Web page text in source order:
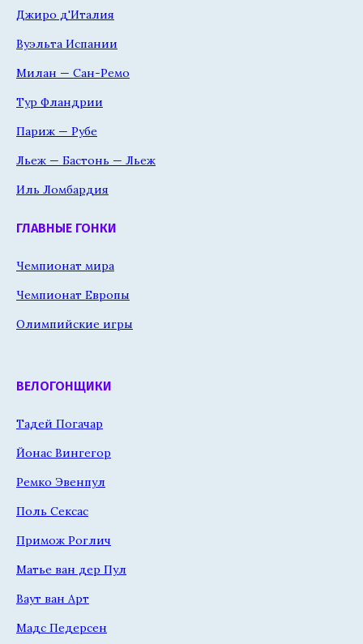
Джиро д'Италия
Вуэльта Испании
Милан — Сан-Ремо
Тур Фландрии
Париж — Рубе
Льеж — Бастонь — Льеж
Иль Ломбардия
ГЛАВНЫЕ ГОНКИ
Чемпионат мира
Чемпионат Европы
Олимпийские игры
ВЕЛОГОНЩИКИ
Тадей Погачар
Йонас Вингегор
Ремко Эвенпул
Поль Сексас
Примож Роглич
Матье ван дер Пул
Ваут ван Арт
Мадс Педерсен